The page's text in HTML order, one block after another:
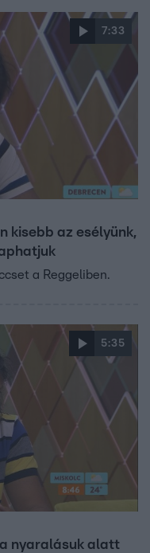
7:33
kisebb az esélyünk,
a Reggeliben.
5:35
nyaralásuk alatt